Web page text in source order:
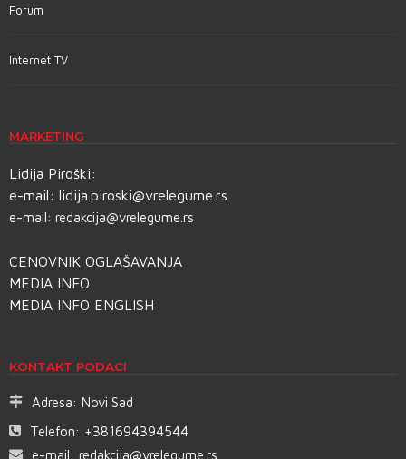
Forum
Internet TV
MARKETING
Lidija Piroški:
e-mail: lidija.piroski@vrelegume.rs
e-mail: redakcija@vrelegume.rs
CENOVNIK OGLAŠAVANJA
MEDIA INFO
MEDIA INFO ENGLISH
KONTAKT PODACI
Adresa: Novi Sad
Telefon: +381694394544
e-mail: redakcija@vrelegume.rs